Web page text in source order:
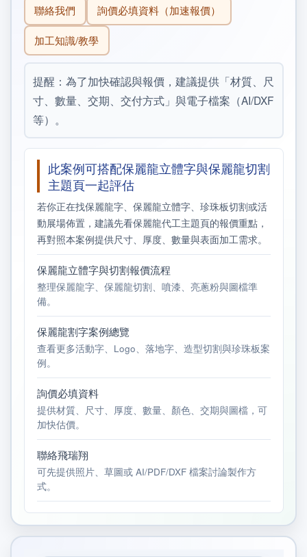
聯絡我們 詢價必填資料（加速報價）
加工知識/教學
提醒：為了加快確認與報價，建議提供「材質、尺
寸、數量、交期、交付方式」與電子檔案（AI/DXF
等）。
此案例可搭配保麗龍立體字與保麗龍切割
主題頁一起評估
若你正在找保麗龍字、保麗龍立體字、珍珠板切割或活
動展場佈置，建議先看保麗龍代工主題頁的報價重點，
再對照本案例提供尺寸、厚度、數量與表面加工需求。
保麗龍立體字與切割報價流程
整理保麗龍字、保麗龍切割、噴漆、亮蔥粉與圖檔準
備。
保麗龍割字案例總覽
查看更多活動字、Logo、落地字、造型切割與珍珠板案
例。
詢價必填資料
提供材質、尺寸、厚度、數量、顏色、交期與圖檔，可
加快估價。
聯絡飛瑞翔
可先提供照片、草圖或 AI/PDF/DXF 檔案討論製作方
式。